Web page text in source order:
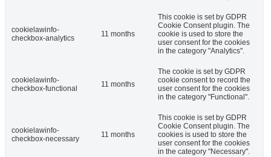
cookielawinfo-
checkbox-analytics
11 months
This cookie is set by GDPR
Cookie Consent plugin. The
cookie is used to store the
user consent for the cookies
in the category "Analytics".
cookielawinfo-
checkbox-functional
11 months
The cookie is set by GDPR
cookie consent to record the
user consent for the cookies
in the category "Functional".
cookielawinfo-
checkbox-necessary
11 months
This cookie is set by GDPR
Cookie Consent plugin. The
cookies is used to store the
user consent for the cookies
in the category "Necessary".